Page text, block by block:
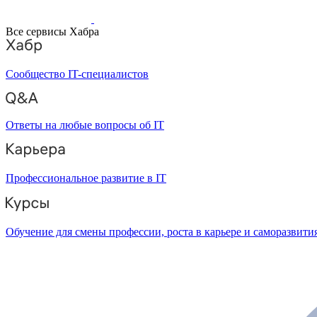
Все сервисы Хабра
Сообщество IT-специалистов
Ответы на любые вопросы об IT
Профессиональное развитие в IT
Обучение для смены профессии, роста в карьере и